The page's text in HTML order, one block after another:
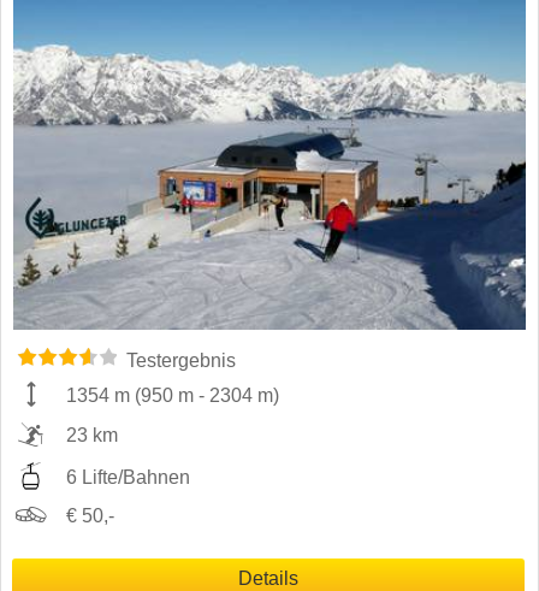
Testergebnis
1354 m (950 m - 2304 m)
23 km
6 Lifte/Bahnen
€ 50,-
Details